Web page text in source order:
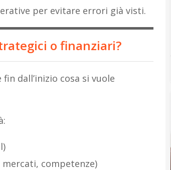
per evitare errori già visti.
o finanziari?
dall’inizio cosa si vuole
competenze)